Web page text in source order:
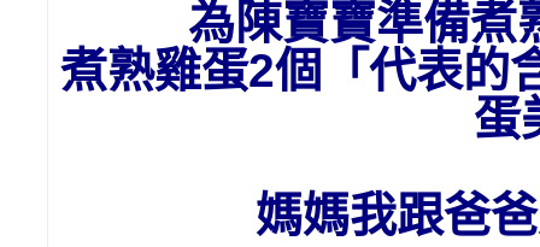
為陳寶寶準備煮
煮熟雞蛋2個「代表的
蛋
媽媽我跟爸